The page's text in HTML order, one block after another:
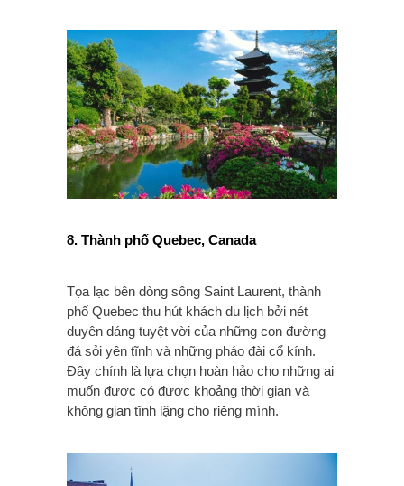
8. Thành phố Quebec, Canada
Tọa lạc bên dòng sông Saint Laurent, thành
phố Quebec thu hút khách du lịch bởi nét
duyên dáng tuyệt vời của những con đường
đá sỏi yên tĩnh và những pháo đài cổ kính.
Đây chính là lựa chọn hoàn hảo cho những ai
muốn được có được khoảng thời gian và
không gian tĩnh lặng cho riêng mình.